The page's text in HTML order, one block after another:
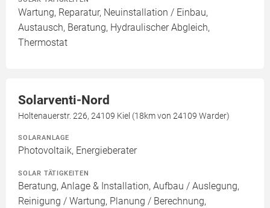
Wartung, Reparatur, Neuinstallation / Einbau,
Austausch, Beratung, Hydraulischer Abgleich,
Thermostat
Solarventi-Nord
Holtenauerstr. 226, 24109 Kiel (18km von 24109 Warder)
SOLARANLAGE
Photovoltaik, Energieberater
SOLAR TÄTIGKEITEN
Beratung, Anlage & Installation, Aufbau / Auslegung,
Reinigung / Wartung, Planung / Berechnung,